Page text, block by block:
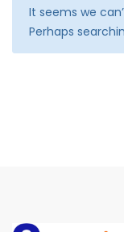
It seems we
Perhaps